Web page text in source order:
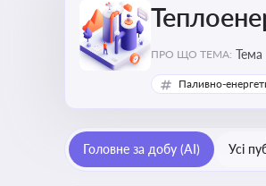
ПРО ЩО ТЕМА: Тема
Паливно-
Головне за добу (AI) Усі